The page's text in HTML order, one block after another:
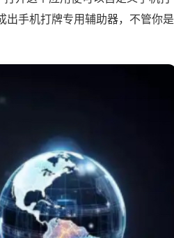
出手机打牌专用辅助器，不管你是